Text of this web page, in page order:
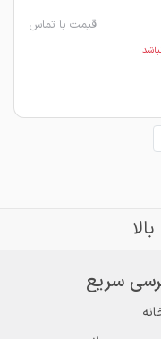
قیمت با تماس
سریع